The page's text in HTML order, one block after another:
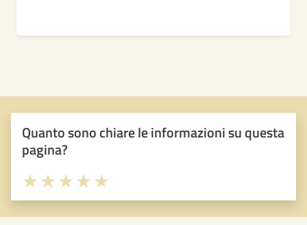
Quanto sono chiare le informazioni su questa
pagina?
Valuta 5 stelle su 5
Valuta 4 stelle su 5
Valuta 3 stelle su 5
Valuta 2 stelle su 5
Valuta 1 stelle su 5